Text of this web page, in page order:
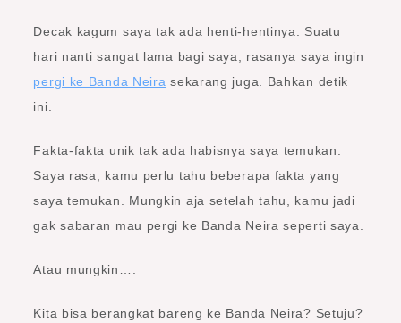
Decak kagum saya tak ada henti-hentinya. Suatu
hari nanti sangat lama bagi saya, rasanya saya ingin
pergi ke Banda Neira sekarang juga. Bahkan detik
ini.
Fakta-fakta unik tak ada habisnya saya temukan.
Saya rasa, kamu perlu tahu beberapa fakta yang
saya temukan. Mungkin aja setelah tahu, kamu jadi
gak sabaran mau pergi ke Banda Neira seperti saya.
Atau mungkin….
Kita bisa berangkat bareng ke Banda Neira? Setuju?